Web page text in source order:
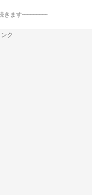
ます-----------------
ク